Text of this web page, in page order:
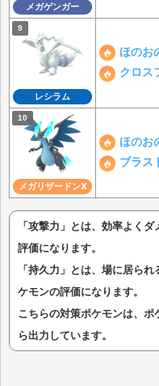
メガゲンガー
レシラム
ほのお
クロス
メガリザードンX
ほのお
ブラス
「攻撃力」とは、効率よく
評価になります。
「持久力」とは、場に居ら
ケモンの評価になります。
こちらの対策ポケモンは、ポ
ら出力しています。